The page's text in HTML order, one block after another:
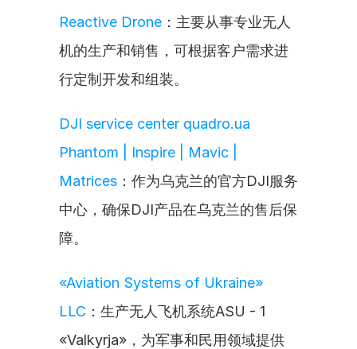
Reactive Drone ：主要从事专业无人
机的生产和销售，可根据客户需求进
行定制开发和组装。
DJI service center quadro.ua
Phantom | Inspire | Mavic |
Matrices ：作为乌克兰的官方DJI服务
中心，确保DJI产品在乌克兰的售后保
障。
«Aviation Systems of Ukraine»
LLC ：生产无人飞机系统ASU - 1
«Valkyrja»，为军事和民用领域提供